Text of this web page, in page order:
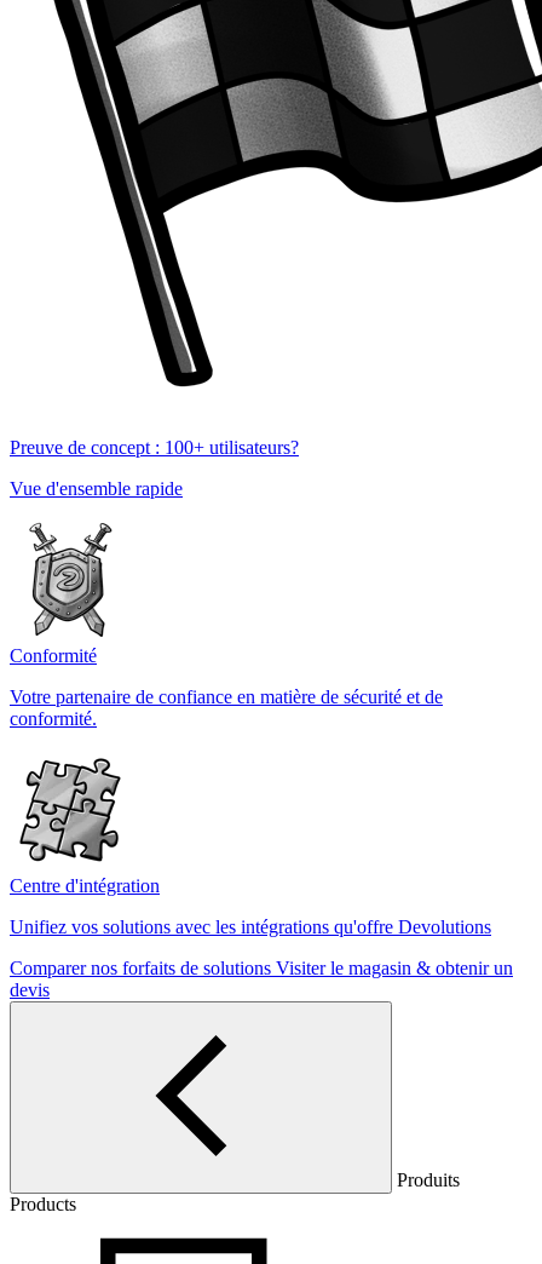
Preuve de concept : 100+ utilisateurs?
Vue d'ensemble rapide
Conformité
Votre partenaire de confiance en matière de sécurité et de
conformité.
Centre d'intégration
Unifiez vos solutions avec les intégrations qu'offre Devolutions
Comparer nos forfaits de solutions Visiter le magasin & obtenir un
devis
Produits
Products